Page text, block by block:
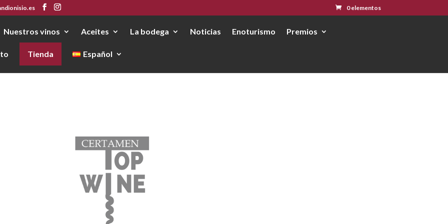
0 elementos
Nuestros vinos Aceites La bodega Noticias Enoturismo Premios
Tienda Español